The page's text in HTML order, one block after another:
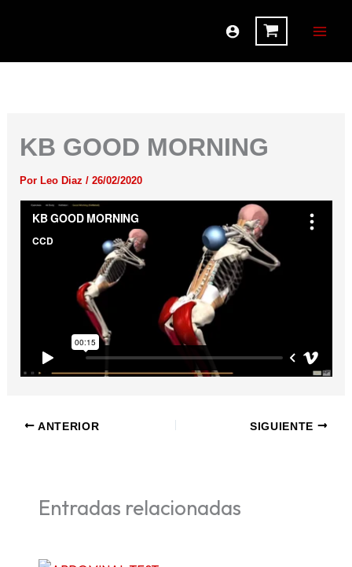
KB GOOD MORNING
Por Leo Diaz / 26/02/2020
ANTERIOR SIGUIENTE
Entradas relacionadas